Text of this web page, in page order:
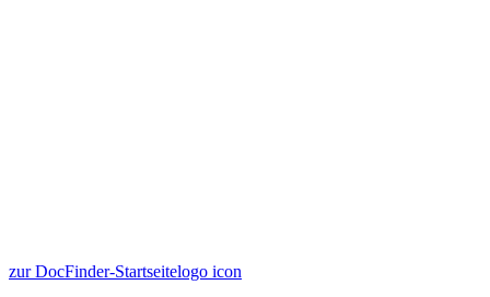
zur DocFinder-Startseitelogo icon